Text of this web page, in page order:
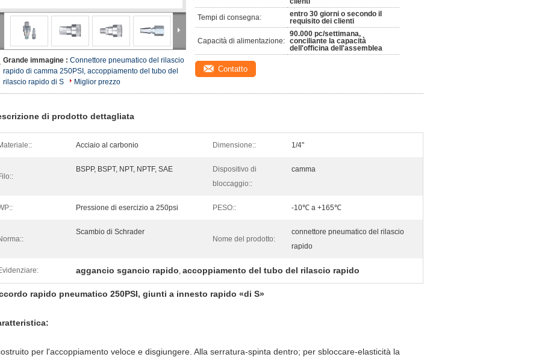
Grande immagine : Connettore pneumatico del rilascio
rapido di camma 250PSI, accoppiamento del tubo del
rilascio rapido di S
Miglior prezzo
Tempi di consegna:
entro 30 giorni o secondo il
requisito dei clienti
Capacità di alimentazione:
90.000 pc/settimana,
conciliante la capacità
dell'officina dell'assemblea
Contatto
di prodotto dettagliata
Acciaio al carbonio Dimensione:: 1/4"
BSPP, BSPT, NPT, NPTF, SAE
Dispositivo di
bloccaggio::
camma
Pressione di esercizio a 250psi PESO:: -10℃ a +165℃
Scambio di Schrader
Nome del prodotto:
connettore pneumatico del rilascio
rapido
aggancio sgancio rapido, accoppiamento del tubo del rilascio rapido
rapido pneumatico 250PSI, giunti a innesto rapido «di S»
per l'accoppiamento veloce e disgiungere. Alla serratura-spinta dentro; per sbloccare-elasticità la